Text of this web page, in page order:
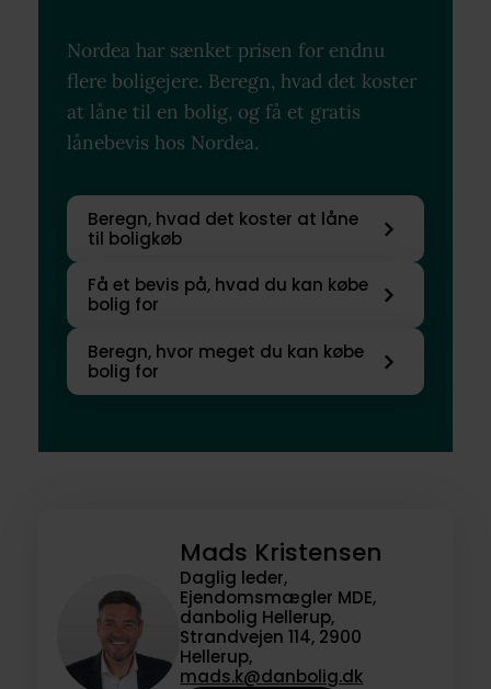
Nordea har sænket prisen for endnu
flere boligejere. Beregn, hvad det koster
at låne til en bolig, og få et gratis
lånebevis hos Nordea.
Beregn, hvad det koster at låne
til boligkøb
Få et bevis på, hvad du kan købe
bolig for
Beregn, hvor meget du kan købe
bolig for
Mads Kristensen
Daglig leder,
Ejendomsmægler MDE,
danbolig Hellerup,
Strandvejen 114, 2900
Hellerup,
mads.k@danbolig.dk